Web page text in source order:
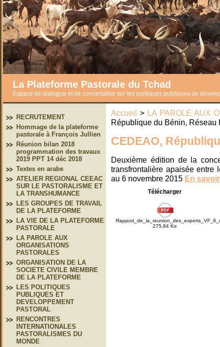
La Plateforme Pastorale du Tchad
Espace de dialogue et de concertation sur les politiques publiques de
RECRUTEMENT
Hommage de la plateforme
pastorale à François Jullien
Réunion bilan 2018
programmation des travaux
2019 PPT 14 déc 2018
Textes en arabe
ATELIER REGIONAL CEEAC
SUR LE PASTORALISME ET
LA TRANSHUMANCE
LES GROUPES DE TRAVAIL
DE LA PLATEFORME
LA VIE DE LA PLATEFORME
PASTORALE
LA PAROLE AUX
ORGANISATIONS
PASTORALES
ORGANISATION DE LA
SOCIETE CIVILE MEMBRE
DE LA PLATEFORME
LES POLITIQUES
PUBLIQUES ET
DEVELOPPEMENT
PASTORAL
RENCONTRES
INTERNATIONALES
PASTORALISMES DU
MONDE
Accueil > LA PAROLE AUX
République du Bénin, Réseau
CEDEAO,
Deuxième édition de la
transfrontalière apaisée entre
au 6 novembre 2015 En
Télécharger
275,84 Ko